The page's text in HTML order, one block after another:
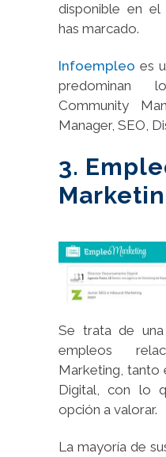
disponible en el
has marcado.
Infoempleo es
predominan
Community
Manager, SEO,
3.
Se trata de
empleos
Marketing, tanto
Digital, con lo
opción a valorar.
La mayoría de